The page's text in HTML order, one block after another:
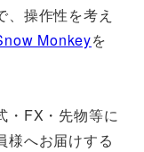
操作性を考え
Monkeyを
・FX・先物等に
様へお届けする